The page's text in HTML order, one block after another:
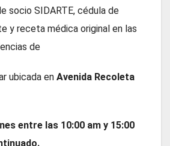
socio SIDARTE, cédula de
y receta médica original en las
de
ubicada en Avenida Recoleta
entre las 10:00 am y 15:00